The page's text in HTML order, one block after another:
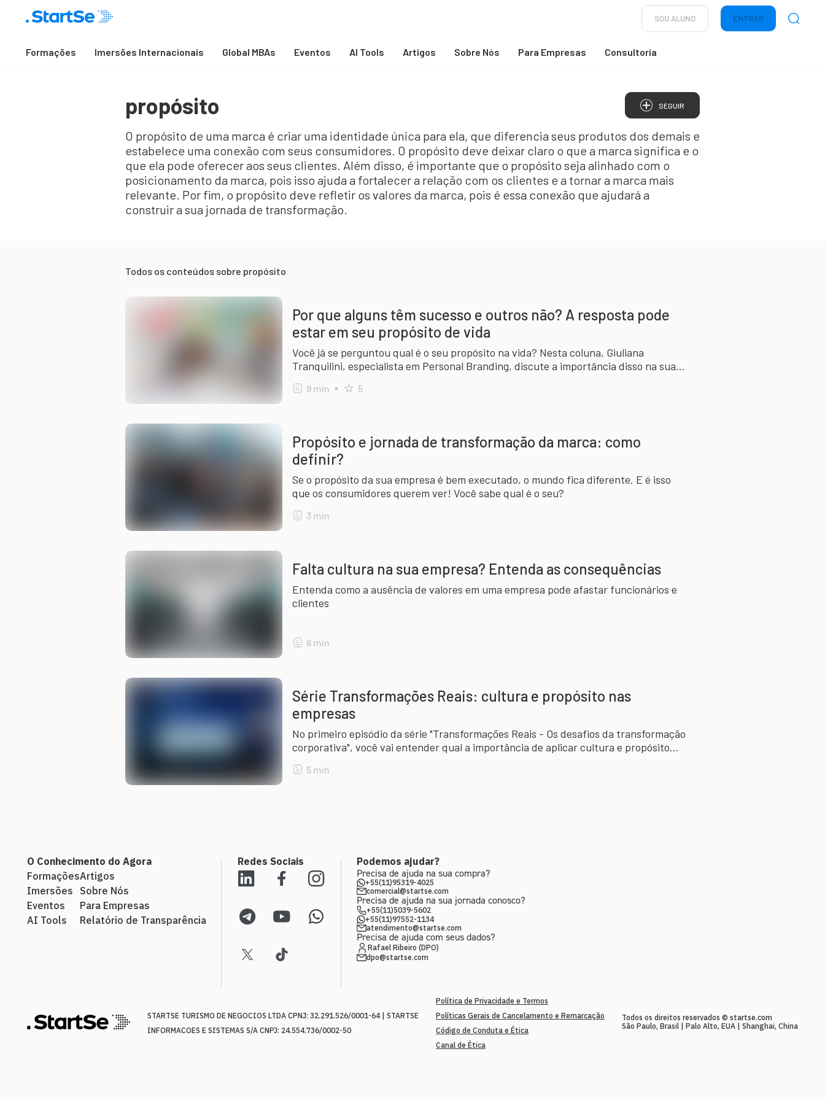
SOU ALUNO ENTRAR
Formações Imersões Internacionais Global MBAs Eventos AI Tools Artigos Sobre Nós Para Empresas Consultoria
propósito SEGUIR
O propósito de uma marca é criar uma identidade única para ela, que diferencia seus produtos dos demais e
estabelece uma conexão com seus consumidores. O propósito deve deixar claro o que a marca significa e o
que ela pode oferecer aos seus clientes. Além disso, é importante que o propósito seja alinhado com o
posicionamento da marca, pois isso ajuda a fortalecer a relação com os clientes e a tornar a marca mais
relevante. Por fim, o propósito deve refletir os valores da marca, pois é essa conexão que ajudará a
construir a sua jornada de transformação.
Todos os conteúdos sobre propósito
Por que alguns têm sucesso e outros não? A resposta pode
estar em seu propósito de vida
Você já se perguntou qual é o seu propósito na vida? Nesta coluna, Giuliana
Tranquilini, especialista em Personal Branding, discute a importância disso na sua
9 min 5
Propósito e jornada de transformação da marca: como
definir?
Se o propósito da sua empresa é bem executado, o mundo fica diferente. E é isso
que os consumidores querem ver! Você sabe qual é o seu?
3 min
Falta cultura na sua empresa? Entenda as consequências
Entenda como a ausência de valores em uma empresa pode afastar funcionários e
clientes
6 min
Série Transformações Reais: cultura e propósito nas
empresas
No primeiro episódio da série "Transformações Reais - Os desafios da transformação
corporativa", você vai entender qual a importância de aplicar cultura e propósito
5 min
O Conhecimento do Agora
Formações
Imersões
Eventos
AI Tools
Artigos
Sobre Nós
Para Empresas
Relatório de Transparência
Redes Sociais Podemos ajudar?
Precisa de ajuda na sua compra?
+55(11)95319-4025
comercial@startse.com
Precisa de ajuda na sua jornada conosco?
+55(11)5039-5602
+55(11)97552-1134
atendimento@startse.com
Precisa de ajuda com seus dados?
Rafael Ribeiro (DPO)
dpo@startse.com
STARTSE TURISMO DE NEGOCIOS LTDA CPNJ: 32.291.526/0001-64 | STARTSE
INFORMACOES E SISTEMAS S/A CNPJ: 24.554.736/0002-50
Política de Privacidade e Termos
Políticas Gerais de Cancelamento e Remarcação
Código de Conduta e Ética
Canal de Ética
Todos os direitos reservados © startse.com
São Paulo, Brasil | Palo Alto, EUA | Shanghai, China